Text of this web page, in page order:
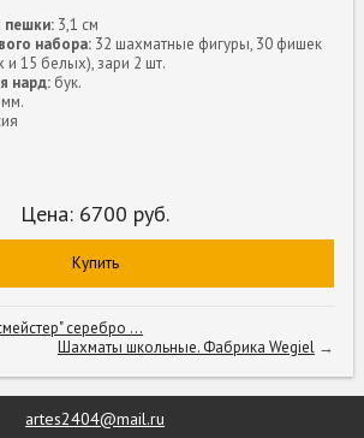
пешки: 3,1 см
набора: 32 шахматные фигуры, 30 фишек
15 белых), зари 2 шт.
нард: бук.
Цена: 6700 руб.
Купить
серебро ...
Шахматы школьные. Фабрика Wegiel→
artes2404@mail.ru